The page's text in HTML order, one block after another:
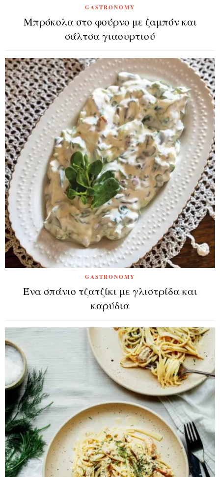
GASTRONOMY
Μπρόκολα στο φούρνο με ζαμπόν και
σάλτσα γιαουρτιού
GASTRONOMY
Ένα σπάνιο τζατζίκι με γλιστρίδα και
καρύδια